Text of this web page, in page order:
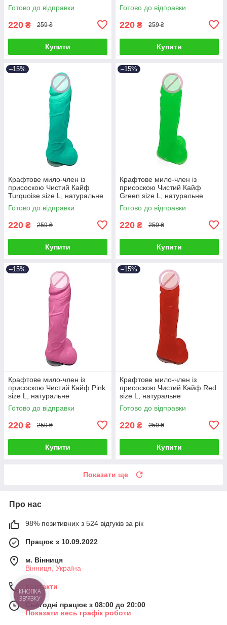
Готово до відправки
220 ₴ 259 ₴
Купити
Готово до відправки
220 ₴ 259 ₴
Купити
–15%
Крафтове мило-член із
присоскою Чистий Кайф
Turquoise size L, натуральне
Готово до відправки
220 ₴ 259 ₴
Купити
–15%
Крафтове мило-член із
присоскою Чистий Кайф
Green size L, натуральне
Готово до відправки
220 ₴ 259 ₴
Купити
–15%
Крафтове мило-член із
присоскою Чистий Кайф Pink
size L, натуральне
Готово до відправки
220 ₴ 259 ₴
Купити
–15%
Крафтове мило-член із
присоскою Чистий Кайф Red
size L, натуральне
Готово до відправки
220 ₴ 259 ₴
Купити
Показати ще
Про нас
98% позитивних з 524 відгуків за рік
Працює з 10.09.2022
м. Вінниця
Вінниця, Україна
Контакти
Сьогодні працює з 08:00 до 20:00
Показати весь графік роботи
КНОПКА
ЗВ'ЯЗКУ